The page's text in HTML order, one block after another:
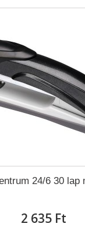
24/6 30 lap
2 635 Ft‎